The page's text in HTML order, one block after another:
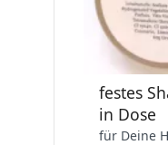
festes
in Dose
für Deine